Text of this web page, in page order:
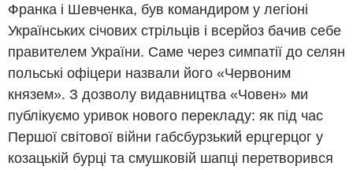
Франка і Шевченка, був командиром у легіоні
Українських січових стрільців і всерйоз бачив себе
правителем України. Саме через симпатії до селян
польські офіцери назвали його «Червоним
князем». З дозволу видавництва «Човен» ми
публікуємо уривок нового перекладу: як під час
Першої світової війни габсбурзький ерцгерцог у
козацькій бурці та смушковій шапці перетворився